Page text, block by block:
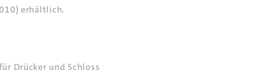
erhältlich.
Drücker und Schloss